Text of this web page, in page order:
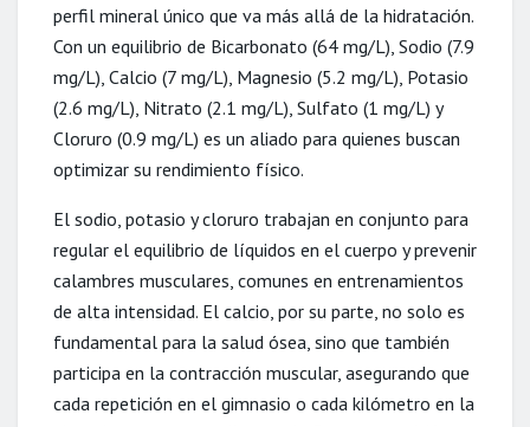
perfil mineral único que va más allá de la hidratación.
Con un equilibrio de Bicarbonato (64 mg/L), Sodio (7.9
mg/L), Calcio (7 mg/L), Magnesio (5.2 mg/L), Potasio
(2.6 mg/L), Nitrato (2.1 mg/L), Sulfato (1 mg/L) y
Cloruro (0.9 mg/L) es un aliado para quienes buscan
optimizar su rendimiento físico.
El sodio, potasio y cloruro trabajan en conjunto para
regular el equilibrio de líquidos en el cuerpo y prevenir
calambres musculares, comunes en entrenamientos
de alta intensidad. El calcio, por su parte, no solo es
fundamental para la salud ósea, sino que también
participa en la contracción muscular, asegurando que
cada repetición en el gimnasio o cada kilómetro en la